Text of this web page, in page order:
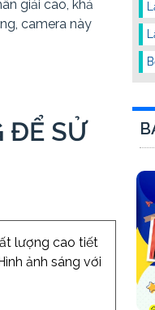
giải cao, khả
camera này
ĐỂ SỬ
lượng cao tiết
ảnh sáng với